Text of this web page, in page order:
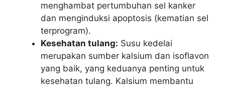
menghambat pertumbuhan sel kanker
dan menginduksi apoptosis (kematian sel
terprogram).
Kesehatan tulang: Susu kedelai
merupakan sumber kalsium dan isoflavon
yang baik, yang keduanya penting untuk
kesehatan tulang. Kalsium membantu